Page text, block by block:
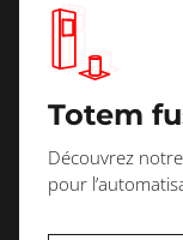
Totem
Découvrez
pour